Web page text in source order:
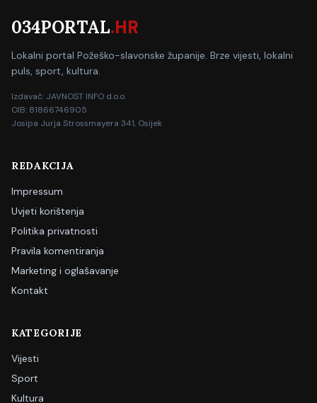
034PORTAL.HR
Lokalni portal Požeško-slavonske županije. Brze vijesti, lokalni
puls, sport, kultura.
Izdavač: JAVNOST INFO d.o.o.
OIB: 81866746905
Josipa Jurja Strossmayera 341, Osijek
REDAKCIJA
Impressum
Uvjeti korištenja
Politika privatnosti
Pravila komentiranja
Marketing i oglašavanje
Kontakt
KATEGORIJE
Vijesti
Sport
Kultura